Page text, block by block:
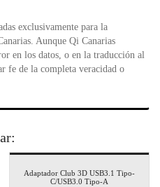
exclusivamente para la
Aunque Qi Canarias
en los datos, o en la traducción al
fe de la completa veracidad o
Adaptador Club 3D USB3.1 Tipo-
C/USB3.0 Tipo-A